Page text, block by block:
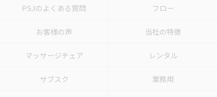
PSJのよくある質問 フロー
お客様の声 当社の特徴
マッサージチェア レンタル
サブスク 業務用